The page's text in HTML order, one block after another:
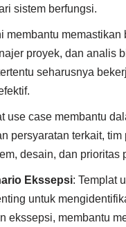
sistem berfungsi.
membantu
proyek, dan analis
seharusnya
use case membantu
persyaratan terkait,
desain, dan prioritas
Ekssepsi: Templat
untuk
ekssepsi, membantu